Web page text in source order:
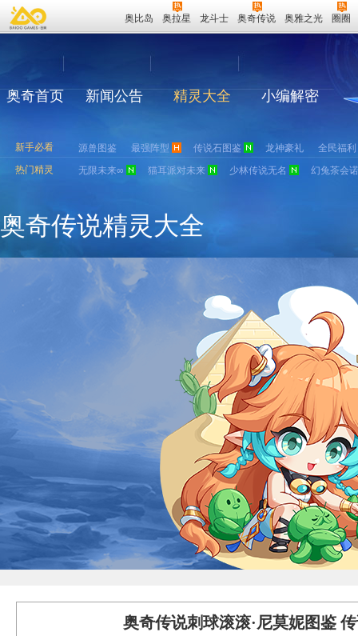
奥比岛 奥拉星 龙斗士 奥奇传说 奥雅之光 圈圈
奥奇首页 新闻公告 精灵大全 小编解密
新手必看 源兽图鉴 最强阵型 传说石图鉴 龙神豪礼
全民福利
热门精灵
无限未来∞ 猫耳派对未来 少林传说无名 幻兔茶会
奥奇传说精灵大全
奥奇传说刺球滚滚·尼莫妮图鉴